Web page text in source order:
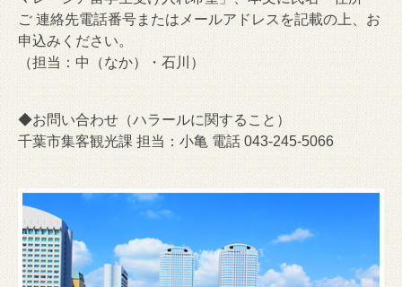
ご 連絡先電話番号またはメールアドレスを記載の上、 お
申込みください。
（担当：中（なか）・石川）
◆お問い合わせ（ハラールに関すること）
千葉市集客観光課 担当：小亀 電話 043-245-5066